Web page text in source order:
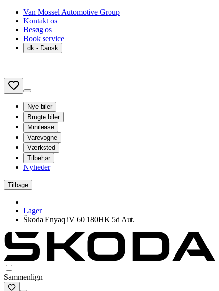
Van Mossel Automotive Group
Kontakt os
Besøg os
Book service
dk - Dansk
Nye biler
Brugte biler
Minilease
Varevogne
Værksted
Tilbehør
Nyheder
Tilbage
Lager
Škoda Enyaq iV 60 180HK 5d Aut.
Sammenlign